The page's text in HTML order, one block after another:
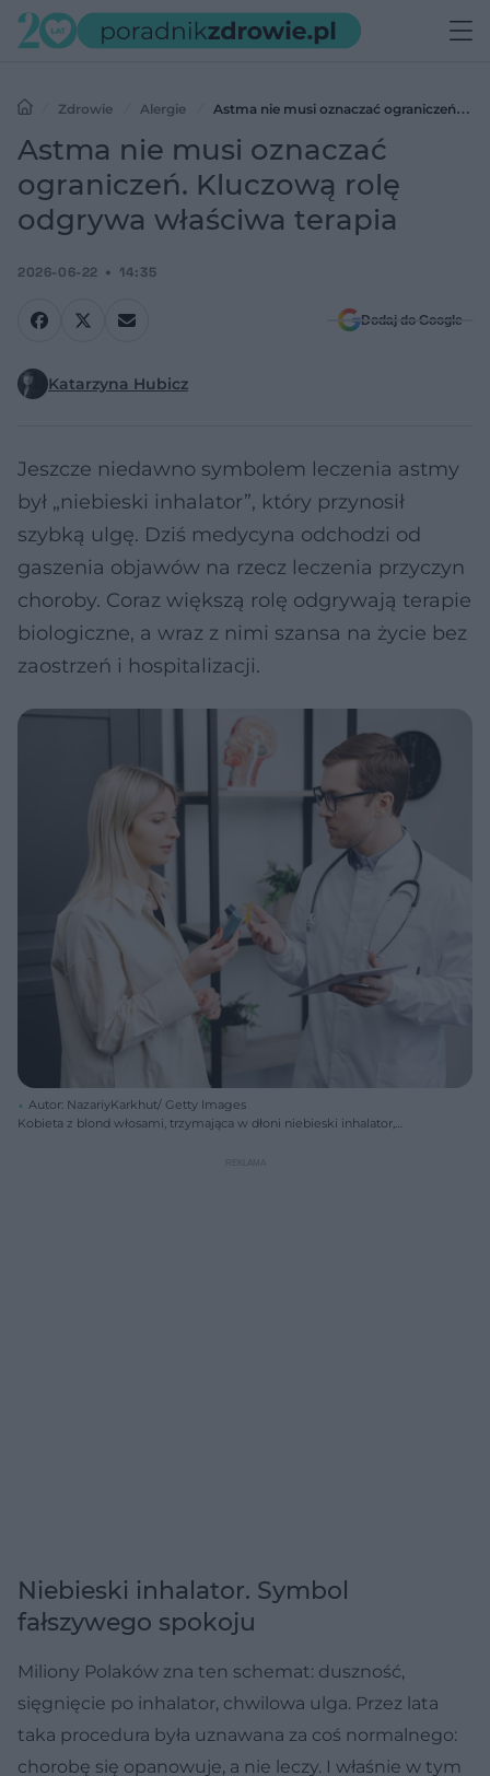
Zdrowie Alergie
Astma nie musi oznaczać ograniczeń.
Kluczową rolę odgrywa właściwa terapia
Astma nie musi oznaczać
ograniczeń. Kluczową rolę
odgrywa właściwa terapia
2026-06-22 14:35
Dodaj do Google
Katarzyna Hubicz
Jeszcze niedawno symbolem leczenia astmy
był „niebieski inhalator”, który przynosił
szybką ulgę. Dziś medycyna odchodzi od
gaszenia objawów na rzecz leczenia przyczyn
choroby. Coraz większą rolę odgrywają terapie
biologiczne, a wraz z nimi szansa na życie bez
zaostrzeń i hospitalizacji.
Autor: NazariyKarkhut/ Getty Images
Kobieta z blond włosami, trzymająca w dłoni niebieski inhalator,
wymaga właściwego podejścia, o czym pisze Poradnik Zdrowie.
Niebieski inhalator. Symbol
fałszywego spokoju
Miliony Polaków zna ten schemat: duszność,
sięgnięcie po inhalator, chwilowa ulga. Przez lata
taka procedura była uznawana za coś normalnego:
chorobę się opanowuje, a nie leczy. I właśnie w tym